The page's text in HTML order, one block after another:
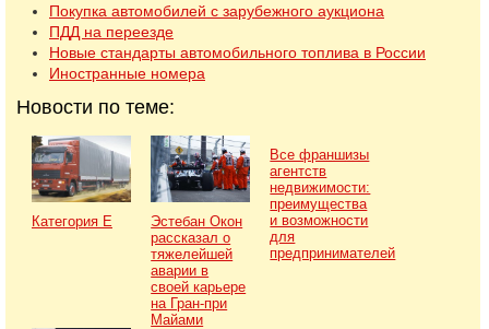
Покупка автомобилей с зарубежного аукциона
ПДД на переезде
Новые стандарты автомобильного топлива в России
Иностранные номера
Новости по теме:
Категория Е
Эстебан Окон
рассказал о
тяжелейшей
аварии в
своей карьере
на Гран-при
Майами
Все франшизы
агентств
недвижимости:
преимущества
и возможности
для
предпринимателей